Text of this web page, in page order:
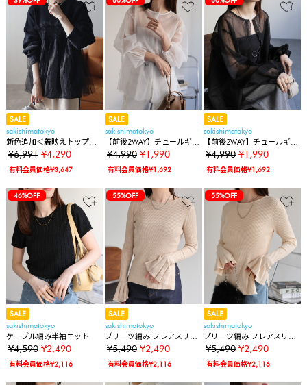
SALE
sakishimatokyo
新色追加＜着映えトップス
＞アルパカタッチ チュール
ドッキングプルオーバー/ペ
プラムニット
¥6,991 ¥4,290
有料会員価格¥3,647
SALE
sakishimatokyo
【前後2WAY】チュールギャ
ザーブラウス/シアーブラウ
ス/ペプラム/チュニック
¥4,990 ¥1,990
有料会員価格¥1,692
SALE
sakishimatokyo
【前後2WAY】チュールギャ
ザーブラウス/シアーブラウ
ス/ペプラム/チュニック
¥4,990 ¥1,990
有料会員価格¥1,692
46%OFF
SALE
sakishimatokyo
ケーブル編み半袖ニット
¥4,590 ¥2,490
有料会員価格¥2,116
55%OFF
SALE
sakishimatokyo
プリーツ編み フレアスリー
ブニット/プルオーバー/秋冬
¥5,490 ¥2,490
有料会員価格¥2,116
55%OFF
SALE
sakishimatokyo
プリーツ編み フレアスリー
ブニット/プルオーバー/秋冬
¥5,490 ¥2,490
有料会員価格¥2,116